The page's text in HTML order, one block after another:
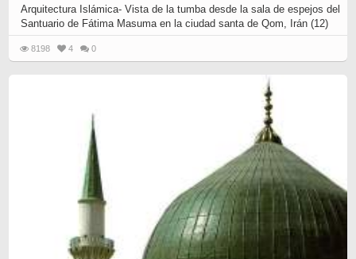
Arquitectura Islámica- Vista de la tumba desde la sala de espejos del
Santuario de Fátima Masuma en la ciudad santa de Qom, Irán (12)
8198 4 0